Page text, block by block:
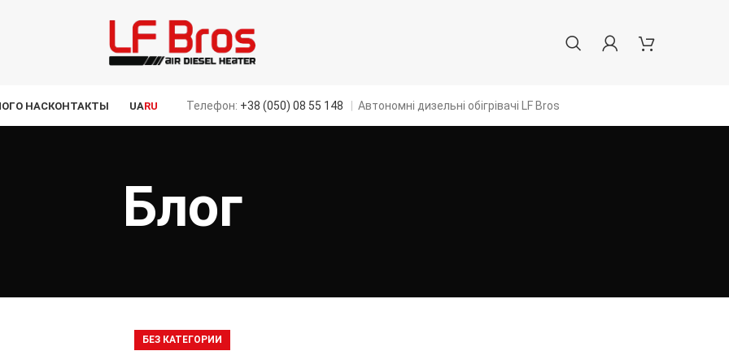
О НАСКОНТАКТЫ UARU Телефон: +38 (050) 08 55 148 Автономні дизельні обігрівачі LF Bros
Блог
БЕЗ КАТЕГОРИИ